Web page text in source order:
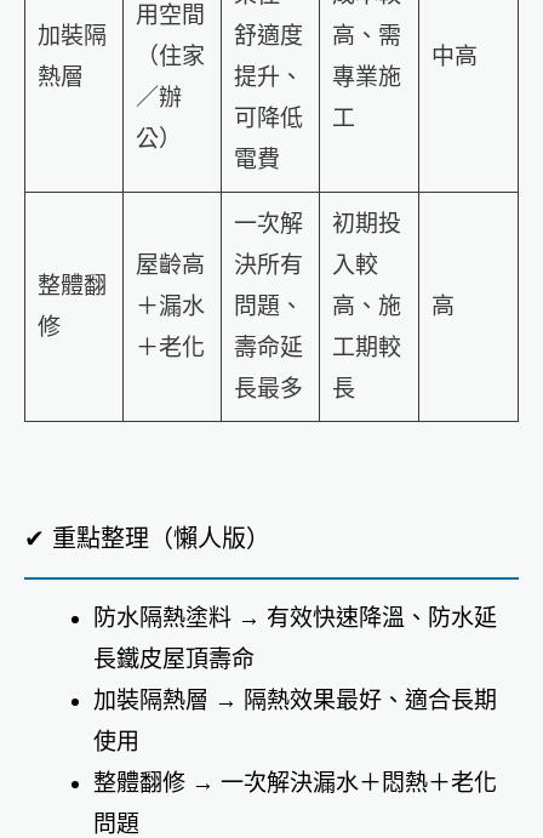
加裝隔
熱層
用空間
（住家
／辦
公）
舒適度
提升、
可降低
電費
高、需
專業施
工
中高
整體翻
修
屋齡高
＋漏水
＋老化
一次解
決所有
問題、
壽命延
長最多
初期投
入較
高、施
工期較
長
高
✔ 重點整理（懶人版）
防水隔熱塗料 → 有效快速降溫、防水延
長鐵皮屋頂壽命
加裝隔熱層 → 隔熱效果最好、適合長期
使用
整體翻修 → 一次解決漏水＋悶熱＋老化
問題